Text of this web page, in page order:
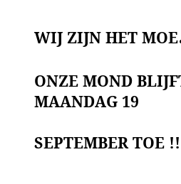
WIJ ZIJN HET MOE
ONZE MOND
MAANDAG 19
SEPTEMBER TOE !!